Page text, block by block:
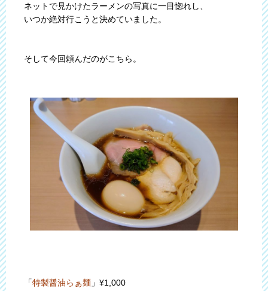
ネットで見かけたラーメンの写真に一目惚れし、
いつか絶対行こうと決めていました。
そして今回頼んだのがこちら。
「特製醤油らぁ麺 」¥1,000